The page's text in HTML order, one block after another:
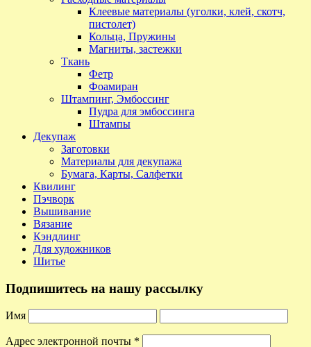
Клеевые материалы (уголки, клей, скотч,
пистолет)
Кольца, Пружины
Магниты, застежки
Ткань
Фетр
Фоамиран
Штампинг, Эмбоссинг
Пудра для эмбоссинга
Штампы
Декупаж
Заготовки
Материалы для декупажа
Бумага, Карты, Салфетки
Квилинг
Пэчворк
Вышивание
Вязание
Кэндлинг
Для художников
Шитье
Подпишитесь на нашу рассылку
Имя
Адрес электронной почты *